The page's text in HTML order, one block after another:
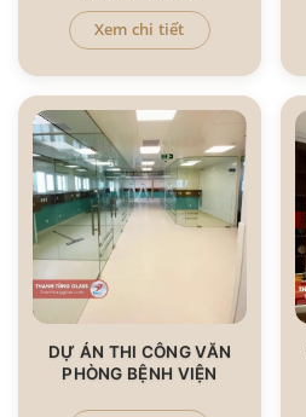
Xem chi tiết
DỰ ÁN THI CÔNG VĂN
PHÒNG BỆNH VIỆN